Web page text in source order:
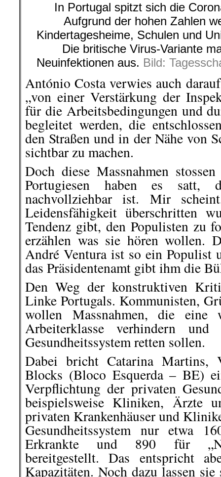
In Portugal spitzt sich die
Aufgrund der hohen Zahlen
Kindertagesheime, Schulen und
Die britische Virus-Variante
Neuinfektionen aus. Bild:
António Costa verwies auch
„von einer Verstärkung der
für die Arbeitsbedingungen und
begleitet werden, die
den Straßen und in der Nähe von
sichtbar zu machen.
Doch diese Massnahmen
Portugiesen haben es satt,
nachvollziehbar ist. Mir
Leidensfähigkeit überschritten
Tendenz gibt, den Populisten zu
erzählen was sie hören wollen.
André Ventura ist so ein Populist
das Präsidentenamt gibt ihm die
Den Weg der konstruktiven
Linke Portugals. Kommunisten,
wollen Massnahmen, die eine
Arbeiterklasse verhindern
Gesundheitssystem retten sollen.
Dabei bricht Catarina Martins,
Blocks (Bloco Esquerda – BE)
Verpflichtung der privaten
beispielsweise Kliniken, Ärzte
privaten Krankenhäuser und
Gesundheitssystem nur etwa
Erkrankte und 890 für
bereitgestellt. Das entspricht
Kapazitäten. Noch dazu lassen